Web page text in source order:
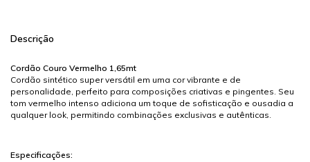
Descrição
Cordão Couro Vermelho 1,65mt
Cordão sintético super versátil em uma cor vibrante e de
personalidade, perfeito para composições criativas e pingentes. Seu
tom vermelho intenso adiciona um toque de sofisticação e ousadia a
qualquer look, permitindo combinações exclusivas e autênticas.
Especificações: